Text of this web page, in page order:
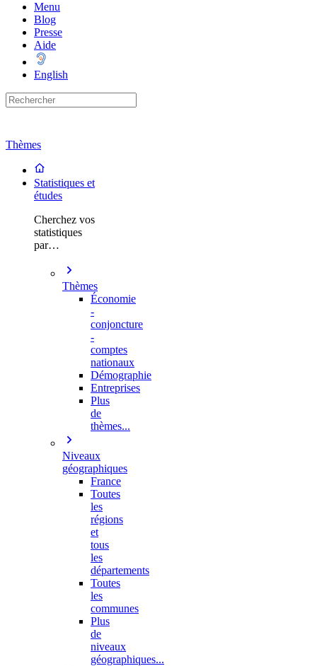
Menu
Blog
Presse
Aide
English
Thèmes
Statistiques et
études
Cherchez vos
statistiques
par…
Thèmes
Économie
-
conjoncture
-
comptes
nationaux
Démographie
Entreprises
Plus
de
thèmes...
Niveaux
géographiques
France
Toutes
les
régions
et
tous
les
départements
Toutes
les
communes
Plus
de
niveaux
géographiques...